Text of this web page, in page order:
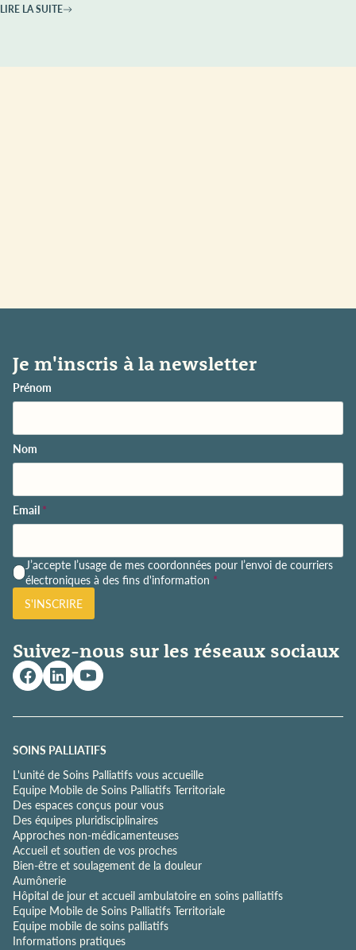
LIRE LA SUITE
Je m'inscris à la newsletter
Prénom
Nom
Email *
P
o
l
t
q
u
e
e
o
n
f
i
d
e
n
t
i
a
l
i
t
é
J’accepte l’usage de mes coordonnées pour l’envoi de courriers
électroniques à des fins d'information *
S'INSCRIRE
Suivez-nous sur les réseaux sociaux
SOINS PALLIATIFS
L'unité de Soins Palliatifs vous accueille
Equipe Mobile de Soins Palliatifs Territoriale
Des espaces conçus pour vous
Des équipes pluridisciplinaires
Approches non-médicamenteuses
Accueil et soutien de vos proches
Bien-être et soulagement de la douleur
Aumônerie
Hôpital de jour et accueil ambulatoire en soins palliatifs
Equipe Mobile de Soins Palliatifs Territoriale
Equipe mobile de soins palliatifs
Informations pratiques